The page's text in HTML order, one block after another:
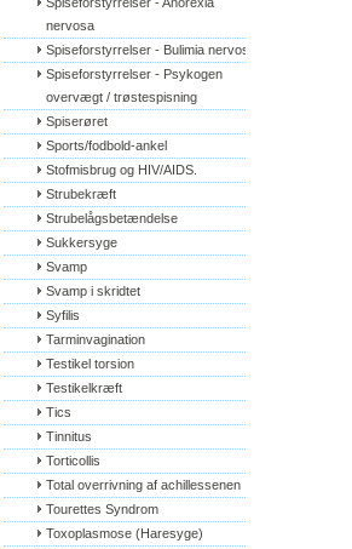
nervosa
Spiseforstyrrelser - Bulimia nervosa
Spiseforstyrrelser - Psykogen
overvægt / trøstespisning
Spiserøret
Sports/fodbold-ankel
Stofmisbrug og HIV/AIDS.
Strubekræft
Strubelågsbetændelse
Sukkersyge
Svamp
Svamp i skridtet
Syfilis
Tarminvagination
Testikel torsion
Testikelkræft
Tics
Tinnitus
Torticollis
Total overrivning af achillessenen
Tourettes Syndrom
Toxoplasmose (Haresyge)